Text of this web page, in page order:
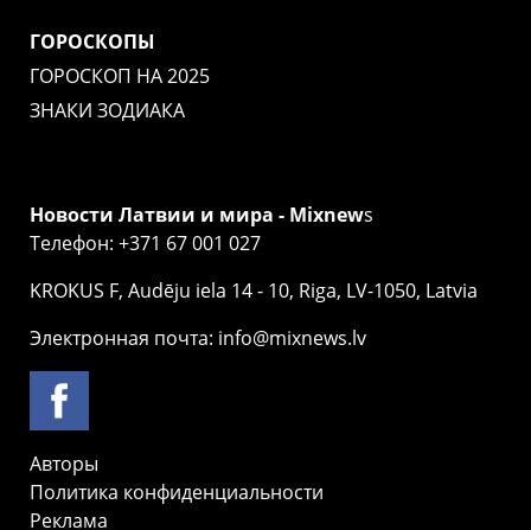
ГОРОСКОПЫ
ГОРОСКОП НА 2025
ЗНАКИ ЗОДИАКА
Новости Латвии и мира - Mixnews
Телефон: +371 67 001 027
KROKUS F, Audēju iela 14 - 10, Riga, LV-1050, Latvia
Электронная почта: info@mixnews.lv
Авторы
Политика конфиденциальности
Реклама